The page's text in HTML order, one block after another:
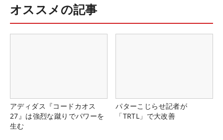
オススメの記事
アディダス『コードカオス
27』は強烈な蹴りでパワーを
生む
パターこじらせ記者が
「TRTL」で大改善